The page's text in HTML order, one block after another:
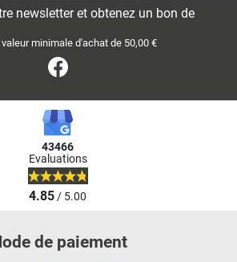
newsletter et obtenez un bon de
minimale d'achat de 50,00 €
43466
Evaluations
4.85/ 5.00
de paiement